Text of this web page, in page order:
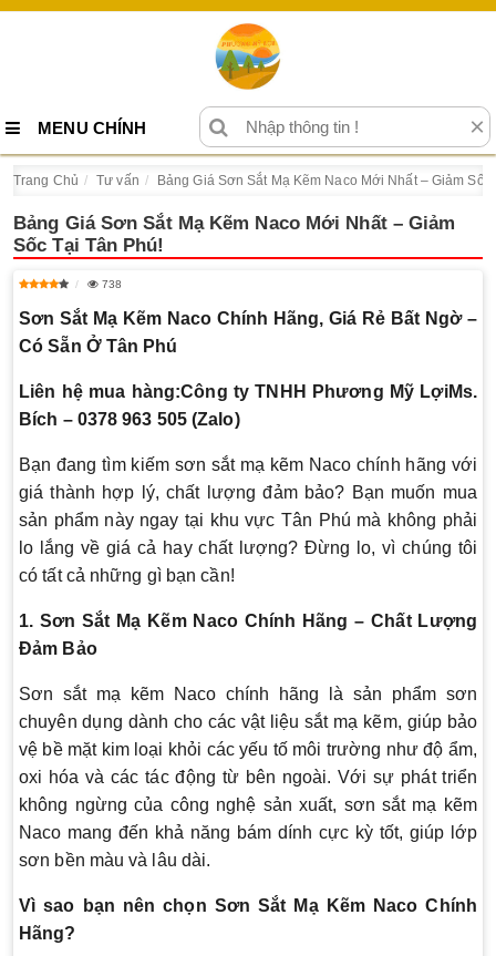
MENU CHÍNH ×
Trang Chủ Tư vấn Bảng Giá Sơn Sắt Mạ Kẽm Naco Mới Nhất – Giảm Sốc
Bảng Giá Sơn Sắt Mạ Kẽm Naco Mới Nhất – Giảm
Sốc Tại Tân Phú!
738
Sơn Sắt Mạ Kẽm Naco Chính Hãng, Giá Rẻ Bất Ngờ –
Có Sẵn Ở Tân Phú
Liên hệ mua hàng:Công ty TNHH Phương Mỹ LợiMs.
Bích – 0378 963 505 (Zalo)
Bạn đang tìm kiếm sơn sắt mạ kẽm Naco chính hãng với
giá thành hợp lý, chất lượng đảm bảo? Bạn muốn mua
sản phẩm này ngay tại khu vực Tân Phú mà không phải
lo lắng về giá cả hay chất lượng? Đừng lo, vì chúng tôi
có tất cả những gì bạn cần!
1. Sơn Sắt Mạ Kẽm Naco Chính Hãng – Chất Lượng
Đảm Bảo
Sơn sắt mạ kẽm Naco chính hãng là sản phẩm sơn
chuyên dụng dành cho các vật liệu sắt mạ kẽm, giúp bảo
vệ bề mặt kim loại khỏi các yếu tố môi trường như độ ẩm,
oxi hóa và các tác động từ bên ngoài. Với sự phát triển
không ngừng của công nghệ sản xuất, sơn sắt mạ kẽm
Naco mang đến khả năng bám dính cực kỳ tốt, giúp lớp
sơn bền màu và lâu dài.
Vì sao bạn nên chọn Sơn Sắt Mạ Kẽm Naco Chính
Hãng?